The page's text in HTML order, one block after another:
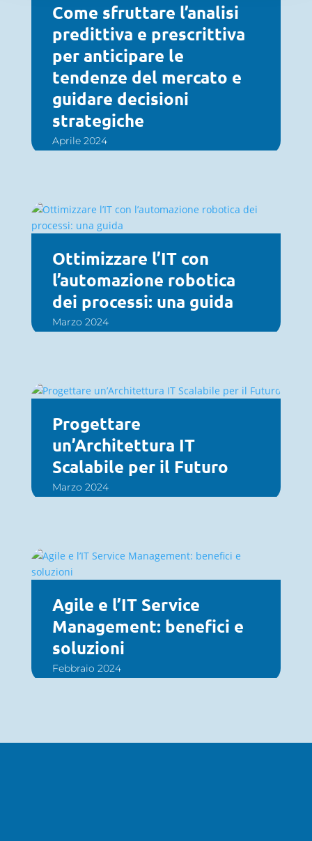
Come sfruttare l’analisi
predittiva e prescrittiva
per anticipare le
tendenze del mercato e
guidare decisioni
strategiche
Aprile 2024
Ottimizzare l’IT con
l’automazione robotica
dei processi: una guida
Marzo 2024
Progettare
un’Architettura IT
Scalabile per il Futuro
Marzo 2024
Agile e l’IT Service
Management: benefici e
soluzioni
Febbraio 2024